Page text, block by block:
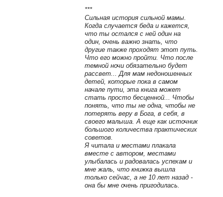
***
Сильная история сильной мамы.
Когда случается беда и кажется,
что ты остался с ней один на
один, очень важно знать, что
другие также проходят этот путь.
Что его можно пройти. Что после
темной ночи обязательно будет
рассвет... Для мам недоношенных
детей, которые пока в самом
начале пути, эта книга может
стать просто бесценной... Чтобы
понять, что ты не одна, чтобы не
потерять веру в Бога, в себя, в
своего малыша. А еще как источник
большого количества практических
советов.
Я читала и местами плакала
вместе с автором, местами
улыбалась и радовалась успехам и
мне жаль, что книжка вышла
только сейчас, а не 10 лет назад -
она бы мне очень пригодилась.